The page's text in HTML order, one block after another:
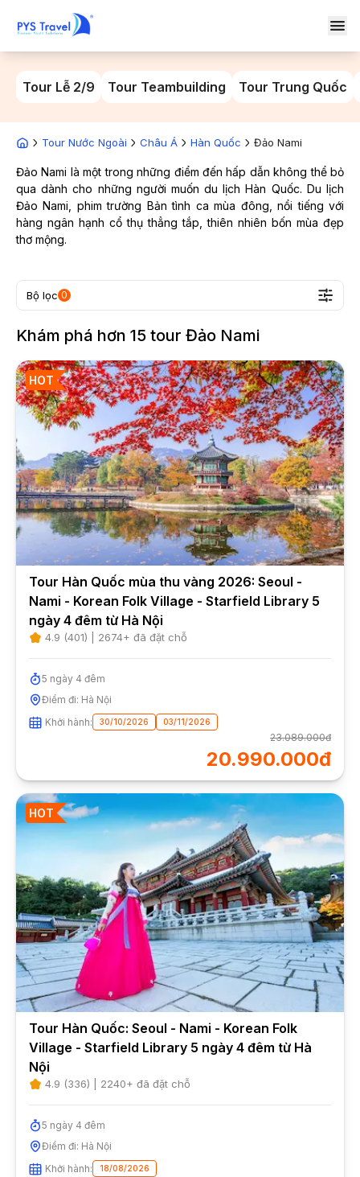
Tour Lễ 2/9 Tour Teambuilding Tour Trung Quốc
Tour Nước Ngoài Châu Á Hàn Quốc Đảo Nami
Đảo Nami là một trong những điểm đến hấp dẫn không thể bỏ
qua dành cho những người muốn du lịch Hàn Quốc. Du lịch
Đảo Nami, phim trường Bản tình ca mùa đông, nổi tiếng với
hàng ngân hạnh cổ thụ thẳng tắp, thiên nhiên bốn mùa đẹp
thơ mộng.
Bộ lọc 0
Khám phá hơn 15 tour Đảo Nami
HOT
Tour Hàn Quốc mùa thu vàng 2026: Seoul -
Nami - Korean Folk Village - Starfield Library 5
ngày 4 đêm từ Hà Nội
4.9 (401) | 2674+ đã đặt chỗ
5 ngày 4 đêm
Điểm đi: Hà Nội
Khởi hành:
30/10/2026 03/11/2026
23.089.000đ
20.990.000đ
HOT
Tour Hàn Quốc: Seoul - Nami - Korean Folk
Village - Starfield Library 5 ngày 4 đêm từ Hà
Nội
4.9 (336) | 2240+ đã đặt chỗ
5 ngày 4 đêm
Điểm đi: Hà Nội
Khởi hành:
18/08/2026